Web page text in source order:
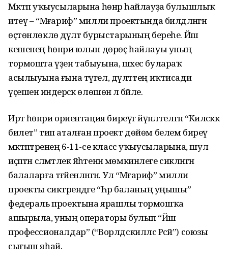
Мәктәп уҡыусыларына һөнәр һайлауҙа булышлыҡ
итеү – “Мәғариф” милли проектында билдәләнгән
өҫтөнлөклө дәүләт бурыстарының береһе. Йәш
кешенең һөнәри юлын дөрөҫ һайлауы уның
тормошта үҙен табыуына, шәхес булараҡ
асылыуына ғына түгел, дәүләттең иҡтисади
үҫешенә индерәсәк өлөшөнә лә бәйле.
Иртә һөнәри ориентация биреүгә йүнәлтелгән “Киләсәккә
билет” тип аталған проект дөйөм белем биреү
мәктәптәренең 6-11-се класс уҡыусыларына, шул
иҫәптән сәләмәтлек йәһәтенән мөмкинлеге сикләнгән
балаларға тәғәйенләнгән. Ул “Мәғариф” милли
проекты сиктәрендәге “Һәр баланың уңышы”
федераль проектына ярашлы тормошҡа
ашырыла, уның операторы булып “Йәш
профессионалдар” (“Ворлдскиллс Рәсәй”) союзы
сығыш яһай.